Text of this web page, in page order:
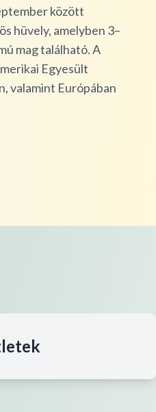
között
hüvely, amelyben 3–
mag található. A
Egyesült
valamint Európában